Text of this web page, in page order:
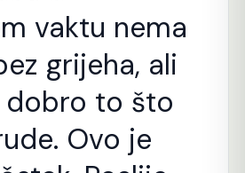
vaktu nema
grijeha, ali
dobro to što
Ovo je